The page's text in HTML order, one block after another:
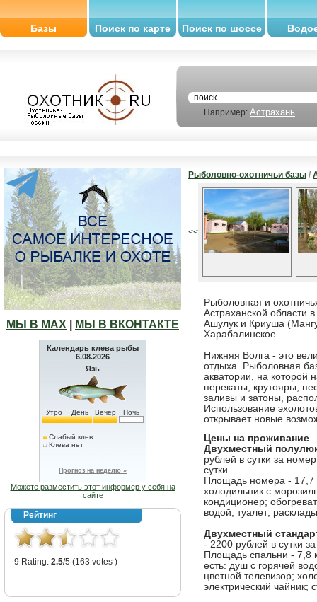
Базы Поиск по карте Поиск по шоссе
Например: Астрахань
МЫ В МАХ МЫ В ВКОНТАКТЕ
Календарь клева рыбы
6.08.2026
Язь
Утро День Вечер Ночь
Слабый клев
Клева нет
Прогноз на неделю »
Можете разместить этот информер у себя на
сайте
Рейтинг
9 Rating: 2.5/5 (163 votes )
Рыболовно-охотничьи базы /
<<
Рыболовная и
Астраханской области
Ашулук и Криуша
Харабалинское.
Нижняя Волга - это
отдыха. Рыболовная
акватории, на которой
перекаты, крутояры,
заливы и затоны,
Использование
открывает новые
Цены на проживание
Двухместный
рублей в сутки за
сутки.
Площадь номера - 17,7
холодильник с
кондиционер;
водой; туалет;
Двухместный
- 2200 рублей в сутки
Площадь спальни -
есть: душ с горячей
цветной телевизор;
электрический чайник;